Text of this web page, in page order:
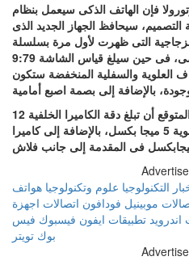
فإن الهاتف الذكى سيعمل بنظام
ناحية التصميم، سيحافظ الجهاز الجديد الذى
التى ظهرت لأول مرة بسلسلة
موتو جى 5 إس خلال العام الماضى، فى حين سيلغ قياس الشاشة 9:79
العلوية والسفلية المنخفضة ستكون
أما فيما يتعلق بالكاميرا فمن المتوقع أن تبلغ دقة الكاميرا الخلفية 12
ميجابيكسل، مصحوبة بكاميرا ثانوية 5 ميجا بكسل، بالإضافة إلى كاميرا
التكنولوجيا علوم وتكنولوجيا هواتف
موبينيل فودافون اتصالات اجهزة
اندرويد تطبيقات ايفون فيسبوك فيس
بوك تويتر